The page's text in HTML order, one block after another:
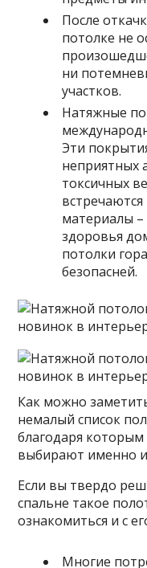
После
потолке не
ни
участков.
Натяжные
Эти
неприятных
токсичных
материалы
здоровья
потолки
безопасней.
Как можно
немалый список
благодаря которым
выбирают именно
Если вы твердо
спальне такое
ознакомиться и с
Многие